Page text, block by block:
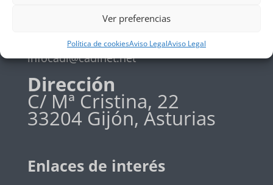
Ver preferencias
Política de cookiesAviso LegalAviso Legal
Email
infocadi@cadinet.net
Dirección
C/ Mª Cristina, 22
33204 Gijón, Asturias
Enlaces de interés